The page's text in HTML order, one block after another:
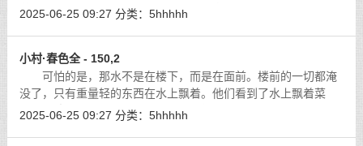
英与江叔等元老级的人物也都到了。大家纷纷对姚秀君表示安慰
2025-06-25 09:27 分类： 5hhhhh
小村·春色全 - 150,2
可怕的是，那水不是在楼下，而是在面前。楼前的一切都淹
没了，只有重量轻的东西在水上飘着。他们看到了水上飘着菜
叶、塑胶袋，保险套、罐子等等，当然还有尸体。
2025-06-25 09:27 分类： 5hhhhh